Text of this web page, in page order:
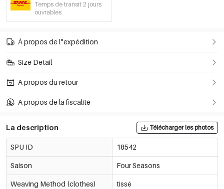
Temps de transit 2 jours
ouvrables
À propos de l"expédition
Size Detail
À propos du retour
À propos de la fiscalité
La description Télécharger les photos
SPU ID 18542
Saison Four Seasons
Weaving Method (clothes) tissé